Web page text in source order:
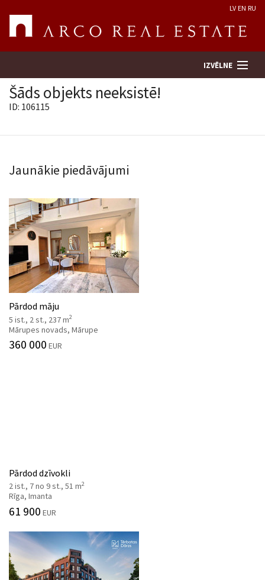
LV EN RU
IZVĒLNE
Uzņēmums
Pakalpojumi
Kontakti
Šāds objekts neeksistē!
ID: 106115
Jaunākie piedāvājumi
Pārdod māju
5 ist., 2 st., 237 m2
Mārupes novads, Mārupe
360 000 EUR
Pārdod dzīvokli
2 ist., 7 no 9 st., 51 m2
Rīga, Imanta
61 900 EUR